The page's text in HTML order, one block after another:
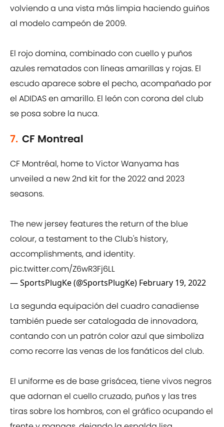
volviendo a una vista más limpia haciendo guiños
al modelo campeón de 2009.
El rojo domina, combinado con cuello y puños
azules rematados con líneas amarillas y rojas. El
escudo aparece sobre el pecho, acompañado por
el ADIDAS en amarillo. El león con corona del club
se posa sobre la nuca.
7. CF Montreal
CF Montréal, home to Victor Wanyama has
unveiled a new 2nd kit for the 2022 and 2023
seasons.
The new jersey features the return of the blue
colour, a testament to the Club's history,
accomplishments, and identity.
pic.twitter.com/Z6wR3Fj6LL
— SportsPlugKe (@SportsPlugKe) February 19, 2022
La segunda equipación del cuadro canadiense
también puede ser catalogada de innovadora,
contando con un patrón color azul que simboliza
como recorre las venas de los fanáticos del club.
El uniforme es de base grisácea, tiene vivos negros
que adornan el cuello cruzado, puños y las tres
tiras sobre los hombros, con el gráfico ocupando el